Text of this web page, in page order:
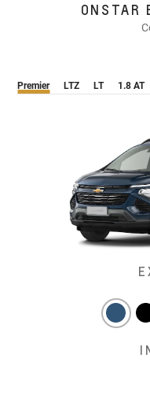
ONSTAR
Premier LTZ LT 1.8 AT